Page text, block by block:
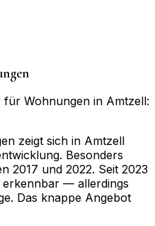
Wohnungen in Amtzell:
zeigt sich in Amtzell
Besonders
2017 und 2022. Seit 2023
erkennbar — allerdings
Das knappe Angebot